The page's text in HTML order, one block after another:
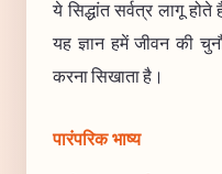
ये सिद्धांत सर्वत्र लागू
यह ज्ञान हमें जीवन की
करना सिखाता है।
पारंपरिक भाष्य